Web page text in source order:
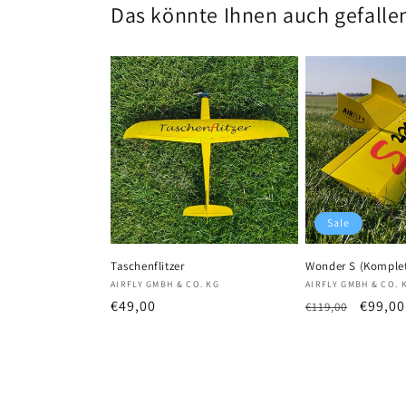
Das könnte Ihnen auch
Taschenflitzer
Anbieter:
AIRFLY GMBH & CO. KG
Normaler
€49,00
Sale
Wonder S
Anbieter:
AIRFLY GMBH & CO.
Normaler
€119,00 €99,00